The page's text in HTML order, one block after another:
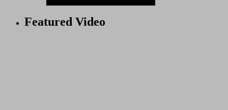
Featured Video